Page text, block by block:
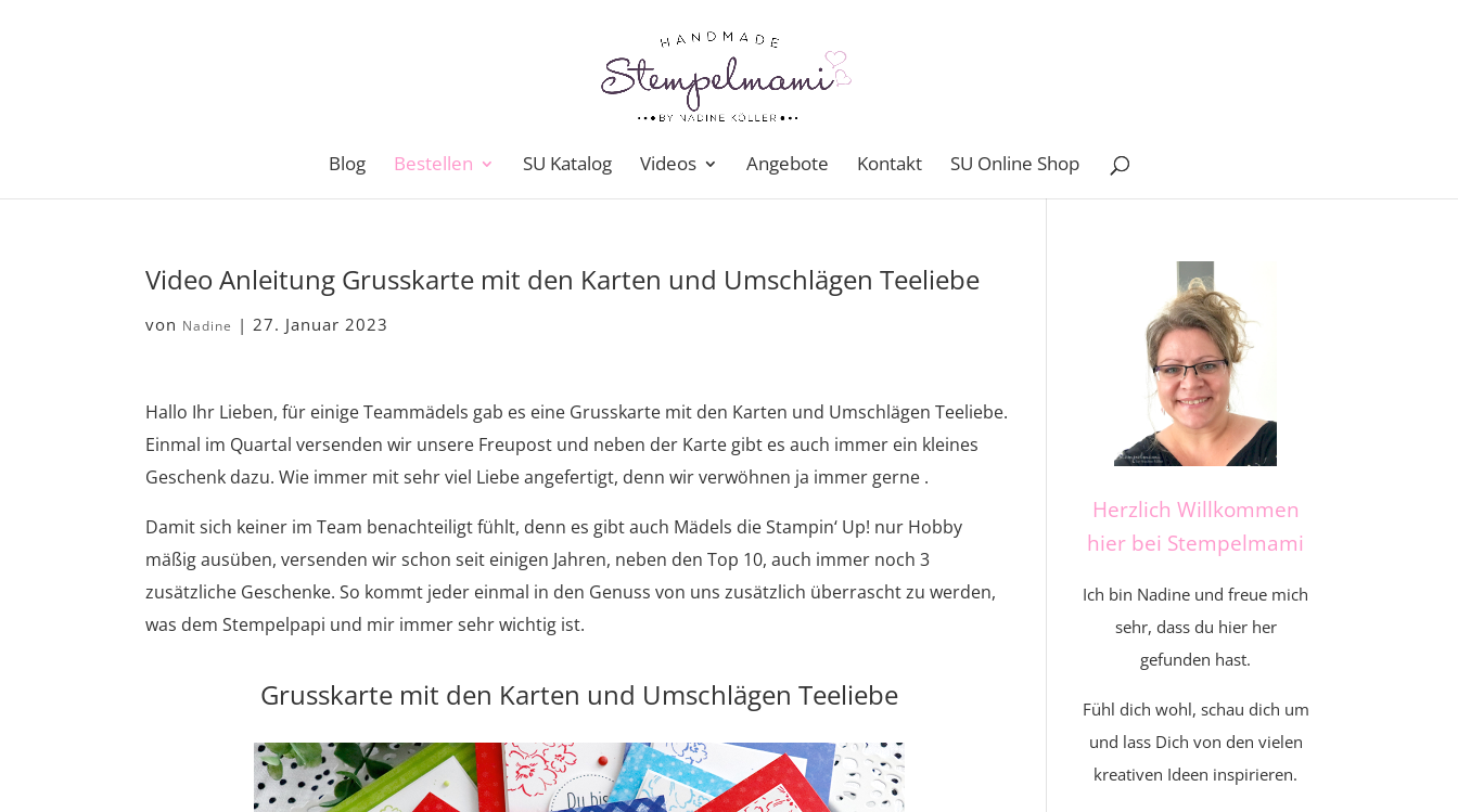
Blog Bestellen SU Katalog Videos Angebote Kontakt SU Online Shop
Video Anleitung Grusskarte mit den Karten und Umschlägen Teeliebe
von Nadine |27. Januar 2023
Hallo Ihr Lieben, für einige Teammädels gab es eine Grusskarte mit den Karten und Umschlägen Teeliebe.
Einmal im Quartal versenden wir unsere Freupost und neben der Karte gibt es auch immer ein kleines
Geschenk dazu. Wie immer mit sehr viel Liebe angefertigt, denn wir verwöhnen ja immer gerne .
Damit sich keiner im Team benachteiligt fühlt, denn es gibt auch Mädels die Stampin‘ Up! nur Hobby
mäßig ausüben, versenden wir schon seit einigen Jahren, neben den Top 10, auch immer noch 3
zusätzliche Geschenke. So kommt jeder einmal in den Genuss von uns zusätzlich überrascht zu werden,
was dem Stempelpapi und mir immer sehr wichtig ist.
Grusskarte mit den Karten und Umschlägen Teeliebe
Herzlich Willkommen
hier bei Stempelmami
Ich bin Nadine und freue mich
sehr, dass du hier her
gefunden hast.
Fühl dich wohl, schau dich um
und lass Dich von den vielen
kreativen Ideen inspirieren.